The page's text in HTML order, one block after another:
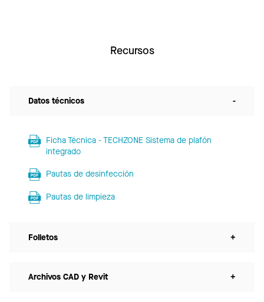
Recursos
Datos técnicos -
Ficha Técnica - TECHZONE Sistema de plafón
integrado
Pautas de desinfección
Pautas de limpieza
Folletos +
Archivos CAD y Revit +